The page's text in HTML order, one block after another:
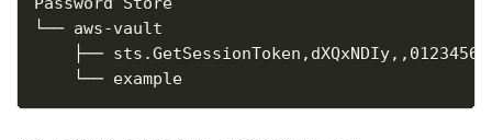
└── aws-vault
├──
    └── example